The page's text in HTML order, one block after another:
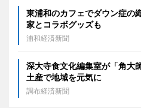
東浦和のカフェでダウン症
家とコラボグッズも
浦和経済新聞
深大寺食文化編集室が「角
土産で地域を元気に
調布経済新聞